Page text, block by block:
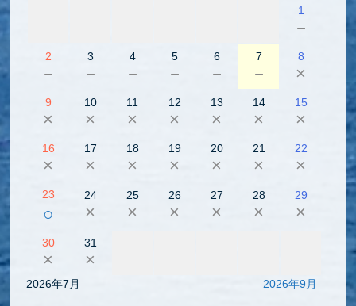
1
－
2
－
3
－
4
－
5
－
6
－
7
－
8
×
9
×
10
×
11
×
12
×
13
×
14
×
15
×
16
×
17
×
18
×
19
×
20
×
21
×
22
×
23
○
24
×
25
×
26
×
27
×
28
×
29
×
30
×
31
×
2026年7月 2026年9月